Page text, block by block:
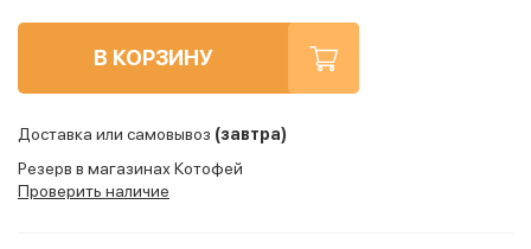
В КОРЗИНУ
Доставка или самовывоз (завтра)
Резерв в магазинах Котофей
Проверить наличие